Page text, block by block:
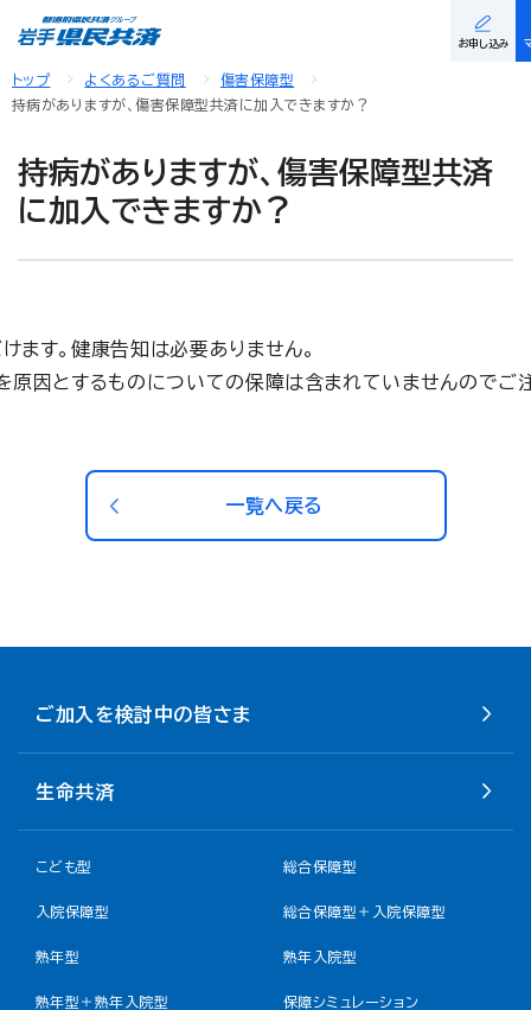
お申し込み
トップ よくあるご質問
傷害保障型
持病がありますが、傷害保障型共済に加入できますか？
持病がありますが、傷害保障型共済
に加入できますか？
ます。健康告知は必要ありません。
原因とするものについての保障は含まれていませんのでご
一覧へ戻る
ご加入を検討中の皆さま
生命共済
こども型 総合保障型
入院保障型 総合保障型＋入院保障型
熟年型 熟年入院型
熟年型＋熟年入院型 保障シミュレーション